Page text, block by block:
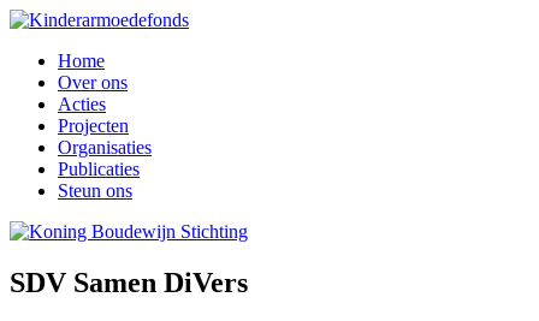
Home
Over ons
Acties
Projecten
Organisaties
Publicaties
Steun ons
SDV Samen DiVers